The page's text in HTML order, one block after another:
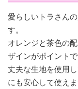
愛らしいトラさん
す。
オレンジと茶色の
ザインがポイントで
丈夫な生地を使用
にも安心して使えま